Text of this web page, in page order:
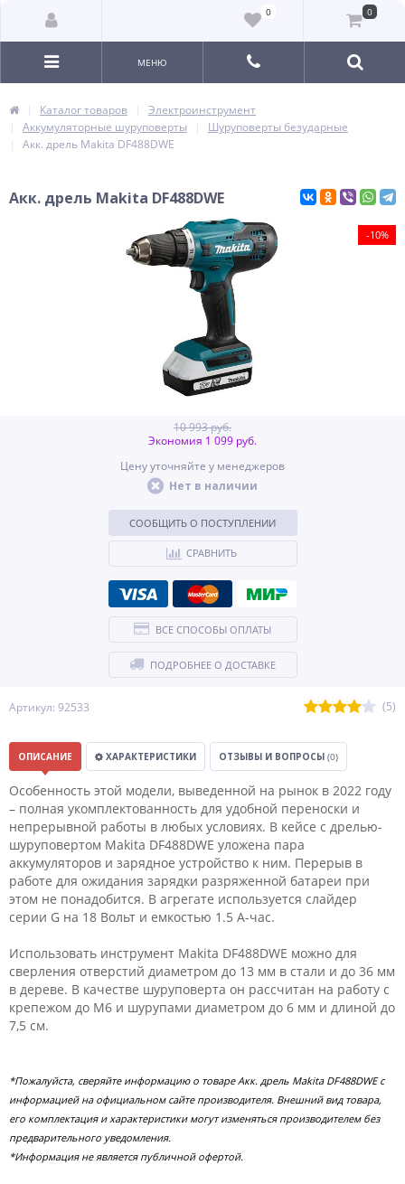
0 0
МЕНЮ
Каталог товаров
Электроинструмент
Аккумуляторные шуруповерты
Шуруповерты безударные
Акк. дрель Makita DF488DWE
Акк. дрель Makita DF488DWE
-10%
Артикул: 92533 (5)
10 993 руб.
Экономия 1 099 руб.
Цену уточняйте у менеджеров
Нет в наличии
СООБЩИТЬ О ПОСТУПЛЕНИИ
СРАВНИТЬ
ВСЕ СПОСОБЫ ОПЛАТЫ
ПОДРОБНЕЕ О ДОСТАВКЕ
ОПИСАНИЕ ХАРАКТЕРИСТИКИ ОТЗЫВЫ И ВОПРОСЫ (0)
Особенность этой модели, выведенной на рынок в 2022 году
– полная укомплектованность для удобной переноски и
непрерывной работы в любых условиях. В кейсе с дрелью-
шуруповертом Makita DF488DWE уложена пара
аккумуляторов и зарядное устройство к ним. Перерыв в
работе для ожидания зарядки разряженной батареи при
этом не понадобится. В агрегате используется слайдер
серии G на 18 Вольт и емкостью 1.5 А-час.
Использовать инструмент Makita DF488DWE можно для
сверления отверстий диаметром до 13 мм в стали и до 36 мм
в дереве. В качестве шуруповерта он рассчитан на работу с
крепежом до М6 и шурупами диаметром до 6 мм и длиной до
7,5 см.
*Пожалуйста, сверяйте информацию о товаре Акк. дрель Makita DF488DWE с
информацией на официальном сайте производителя. Внешний вид товара,
его комплектация и характеристики могут изменяться производителем без
предварительного уведомления.
*Информация не является публичной офертой.